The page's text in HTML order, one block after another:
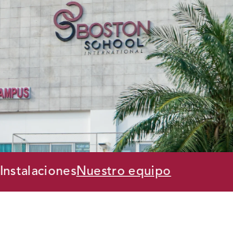
InstalacionesNuestro equipo